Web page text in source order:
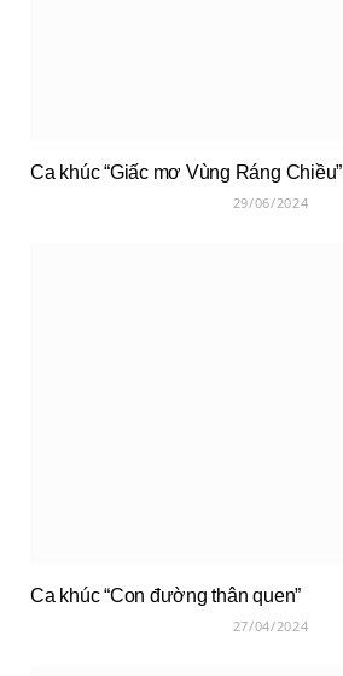
Ca khúc “Giấc mơ Vùng Ráng Chiều”
29/06/2024
Ca khúc “Con đường thân quen”
27/04/2024